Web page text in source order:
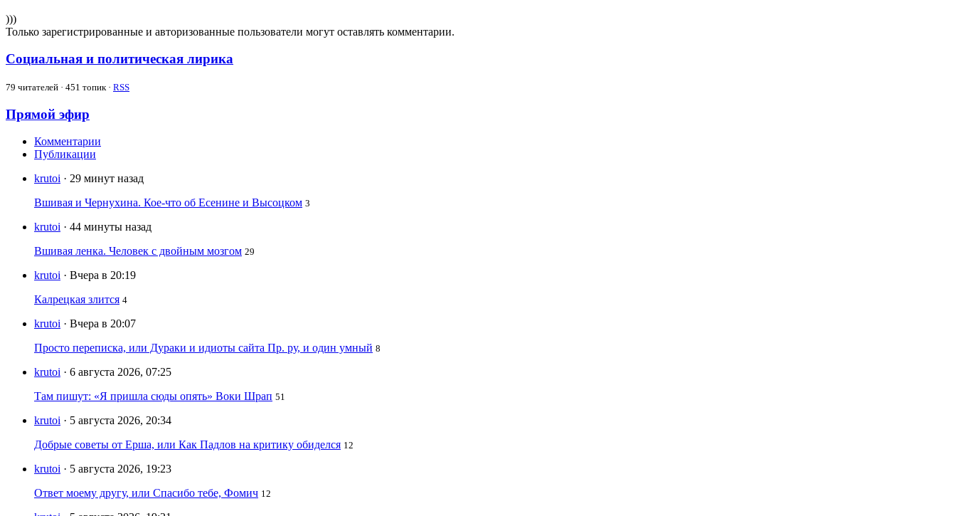
)))
Только зарегистрированные и авторизованные пользователи могут оставлять комментарии.
Социальная и политическая лирика
79 читателей · 451 топик · RSS
Прямой эфир
Комментарии
Публикации
krutoi · 29 минут назад
Вшивая и Чернухина. Кое-что об Есенине и Высоцком 3
krutoi · 44 минуты назад
Вшивая ленка. Человек с двойным мозгом 29
krutoi · Вчера в 20:19
Калрецкая злится 4
krutoi · Вчера в 20:07
Просто переписка, или Дураки и идиоты сайта Пр. ру, и один умный 8
krutoi · 6 августа 2026, 07:25
Там пишут: «Я пришла сюды опять» Воки Шрап 51
krutoi · 5 августа 2026, 20:34
Добрые советы от Ерша, или Как Падлов на критику обиделся 12
krutoi · 5 августа 2026, 19:23
Ответ моему другу, или Спасибо тебе, Фомич 12